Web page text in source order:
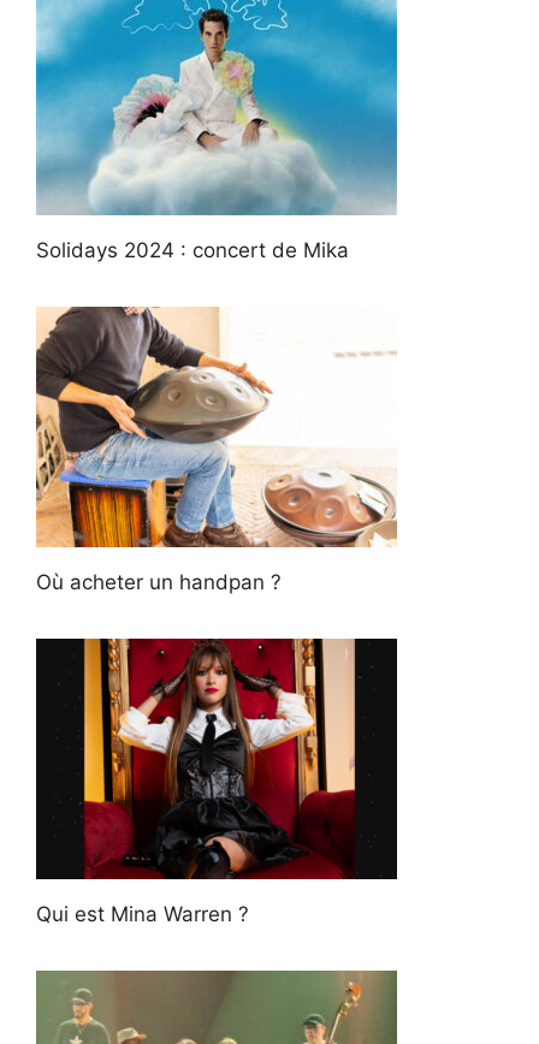
Solidays 2024 : concert de Mika
Où acheter un handpan ?
Qui est Mina Warren ?